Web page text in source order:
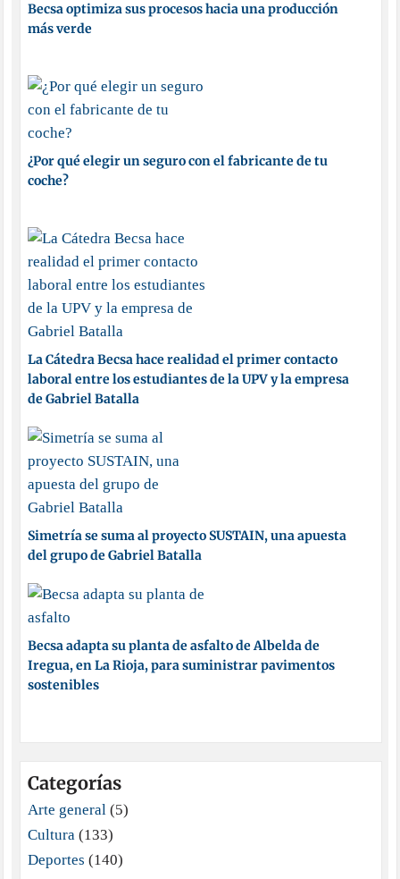
Becsa optimiza sus procesos hacia una producción
más verde
¿Por qué elegir un seguro con el fabricante de tu
coche?
La Cátedra Becsa hace realidad el primer contacto
laboral entre los estudiantes de la UPV y la empresa
de Gabriel Batalla
Simetría se suma al proyecto SUSTAIN, una apuesta
del grupo de Gabriel Batalla
Becsa adapta su planta de asfalto de Albelda de
Iregua, en La Rioja, para suministrar pavimentos
sostenibles
Categorías
Arte general(5)
Cultura(133)
Deportes (140)